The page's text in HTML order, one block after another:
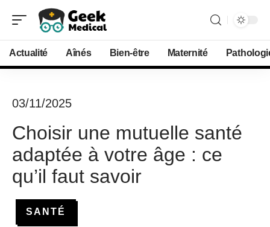
Actualité Aînés Bien-être Maternité
03/11/2025
Choisir une mutuelle santé
adaptée à votre âge : ce
qu’il faut savoir
SANTÉ